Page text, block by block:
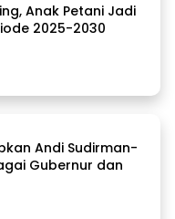
Anak Petani Jadi
2025-2030
Andi Sudirman-
Gubernur dan